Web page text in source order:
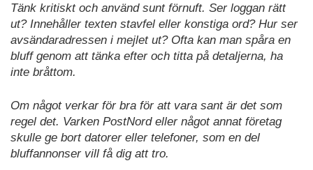
Tänk kritiskt och använd sunt förnuft. Ser loggan rätt
ut? Innehåller texten stavfel eller konstiga ord? Hur ser
avsändaradressen i mejlet ut? Ofta kan man spåra en
bluff genom att tänka efter och titta på detaljerna, ha
inte bråttom.
Om något verkar för bra för att vara sant är det som
regel det. Varken PostNord eller något annat företag
skulle ge bort datorer eller telefoner, som en del
bluffannonser vill få dig att tro.